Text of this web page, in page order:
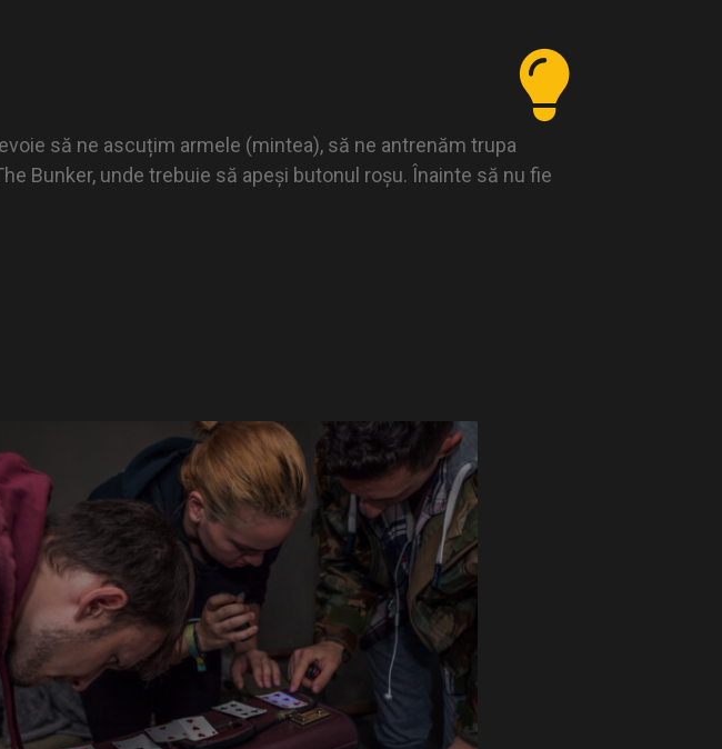
să ne ascuțim armele (mintea), să ne antrenăm trupa
Bunker, unde trebuie să apeși butonul roșu. Înainte să nu fie